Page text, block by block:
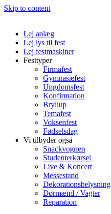
Skip to content
Lej anlæg
Lej lys til fest
Lej festmaskiner
Festtyper
Firmafest
Gymnasiefest
Ungdomsfest
Konfirmation
Bryllup
Temafest
Voksenfest
Fødselsdag
Vi tilbyder også
Snackvognen
Studenterkørsel
Live & Koncert
Messestand
Dekorationsbelysning
Dørmænd / Vagter
Reparation